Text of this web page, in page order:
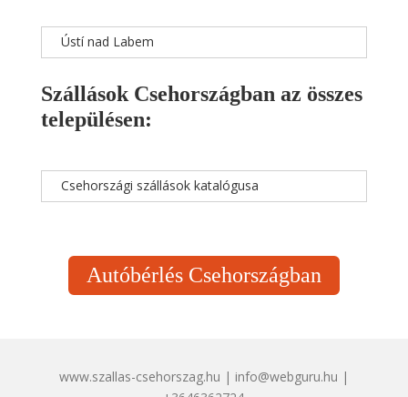
Ústí nad Labem
Szállások Csehországban az összes
településen:
Csehországi szállások katalógusa
Autóbérlés Csehországban
www.szallas-csehorszag.hu | info@webguru.hu |